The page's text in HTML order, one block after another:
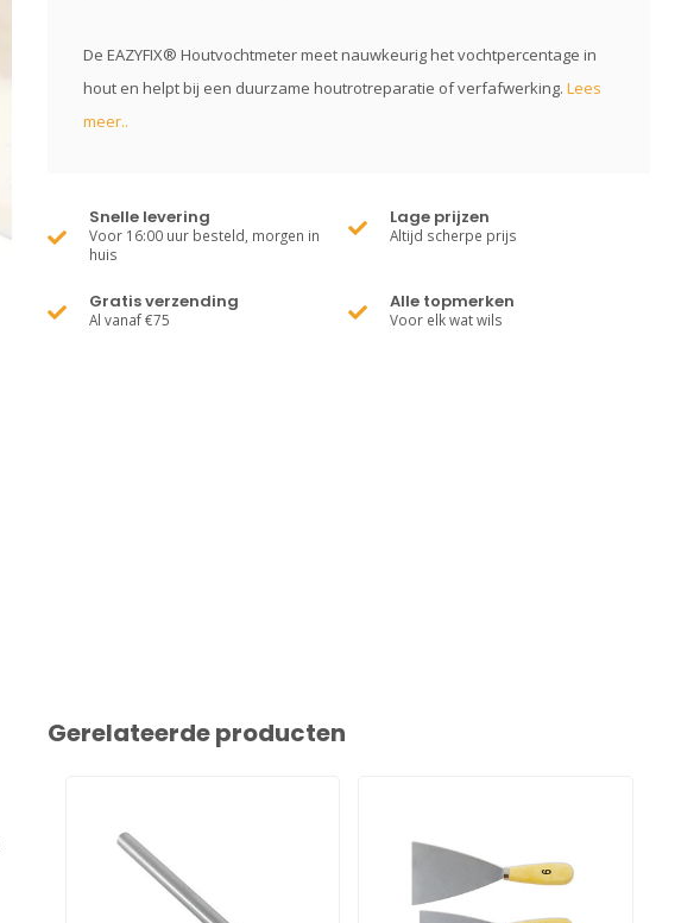
De EAZYFIX® Houtvochtmeter meet nauwkeurig het vochtpercentage in
hout en helpt bij een duurzame houtrotreparatie of verfafwerking. Lees
meer..
Snelle levering
Voor 16:00 uur besteld, morgen in
huis
Lage prijzen
Altijd scherpe prijs
Gratis verzending
Al vanaf €75
Alle topmerken
Voor elk wat wils
Gerelateerde producten